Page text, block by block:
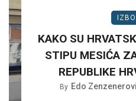
KAKO SU
STIPU MESIĆA
REPUBLIKE
By Edo